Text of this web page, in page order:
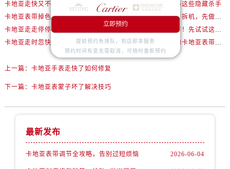
卡地亚走快又不走慢？游丝问题你了解多少？
卡地亚走走停停？小心这些隐藏杀手
卡地亚表带掉色是假货？别急，可能是这些日常习惯惹的祸
卡地亚走快了？别急着拆机，先做这一步
卡地亚走慢别急着送修！先试试这些方法
卡地亚走时忽快忽慢？问题可能出在你睡觉时！
真正懂表的人都在用的卡地亚表带调节技巧
上一篇： 卡地亚手表走快了如何修复
下一篇： 卡地亚表蒙子坏了解决技巧
最新发布
卡地亚表带调节全攻略，告别过短烦恼 2026-06-04
立即预约
提前预约免排队，到店即享服务
预约时间有变无需取消，可随时重新预约